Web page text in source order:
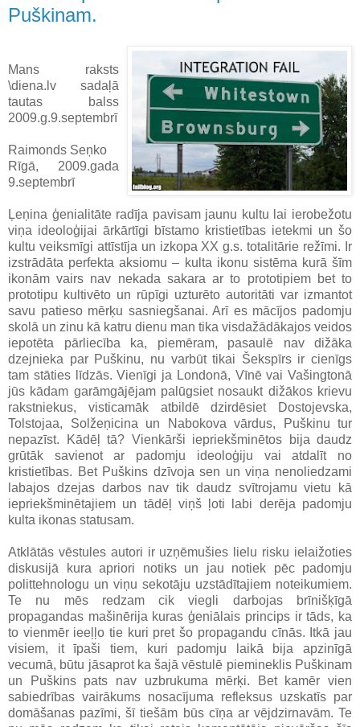
Puškinam.
Mans raksts
\diena.lv sadaļā
tautas balss
2009.g.9.septembrī
Raimonds Seņko
Rīgā, 2009.gada
9.septembrī
Ļeņina ģenialitāte radīja pavisam jaunu kultu lai ierobežotu
viņa ideoloģijai ārkārtīgi bīstamo kristietības ietekmi un šo
kultu veiksmīgi attīstīja un izkopa XX g.s. totalitārie režīmi. Ir
izstrādāta perfekta aksiomu – kulta ikonu sistēma kurā šīm
ikonām vairs nav nekada sakara ar to prototipiem bet to
prototipu kultivēto un rūpīgi uzturēto autoritāti var izmantot
savu patieso mērķu sasniegšanai. Arī es mācījos padomju
skolā un zinu kā katru dienu man tika visdažādākajos veidos
iepotēta pārliecība ka, piemēram, pasaulē nav dižāka
dzejnieka par Puškinu, nu varbūt tikai Šekspīrs ir cienīgs
tam stāties līdzās. Vienīgi ja Londonā, Vīnē vai Vašingtonā
jūs kādam garāmgājējam palūgsiet nosaukt dižākos krievu
rakstniekus, visticamāk atbildē dzirdēsiet Dostojevska,
Tolstojaa, Solžeņicina un Nabokova vārdus, Puškinu tur
nepazīst. Kādēļ tā? Vienkārši iepriekšminētos bija daudz
grūtāk savienot ar padomju ideoloģiju vai atdalīt no
kristietības. Bet Puškins dzīvoja sen un viņa nenoliedzami
labajos dzejas darbos nav tik daudz svītrojamu vietu kā
iepriekšminētajiem un tādēļ viņš ļoti labi derēja padomju
kulta ikonas statusam.
Atklātās vēstules autori ir uzņēmušies lielu risku ielaižoties
diskusijā kura apriori notiks un jau notiek pēc padomju
polittehnologu un viņu sekotāju uzstādītajiem noteikumiem.
Te nu mēs redzam cik viegli darbojas brīnišķīgā
propagandas mašinērija kuras ģeniālais princips ir tāds, ka
to vienmēr ieeļļo tie kuri pret šo propagandu cīnās. Itkā jau
visiem, it īpaši tiem, kuri padomju laikā bija apzinīgā
vecumā, būtu jāsaprot ka šajā vēstulē piemineklis Puškinam
un Puškins pats nav uzbrukuma mērķi. Bet kamēr vien
sabiedrības vairākums nosacījuma refleksus uzskatīs par
domāšanas pazīmi, šī tiešām būs cīņa ar vējdzirnavām. Te